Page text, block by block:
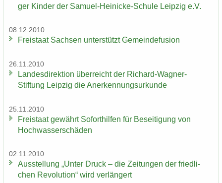
ger Kin­der der Samuel-​Heinicke-Schule Leip­zig e.V.
08.12.2010
Frei­staat Sach­sen un­ter­stützt Ge­mein­de­fu­si­on
26.11.2010
Lan­des­di­rek­ti­on über­reicht der Richard-​Wagner-
Stiftung Leip­zig die An­er­ken­nungs­ur­kun­de
25.11.2010
Frei­staat ge­währt So­fort­hil­fen für Be­sei­ti­gung von
Hoch­was­ser­schä­den
02.11.2010
Aus­stel­lung „Unter Druck – die Zei­tun­gen der fried­li­
chen Re­vo­lu­ti­on“ wird ver­län­gert